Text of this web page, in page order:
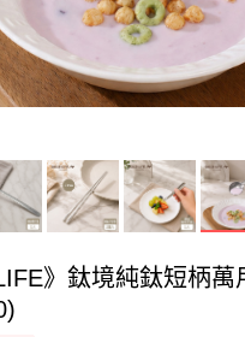
》鈦境純鈦短柄萬